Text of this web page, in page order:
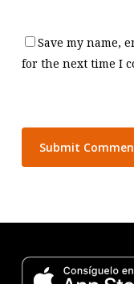
Save my name,
for the next time I